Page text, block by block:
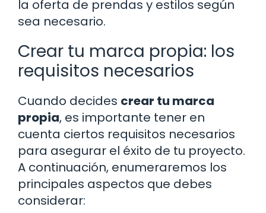
la oferta de prendas y estilos según
sea necesario.
Crear tu marca propia: los
requisitos necesarios
Cuando decides crear tu marca
propia, es importante tener en
cuenta ciertos requisitos necesarios
para asegurar el éxito de tu proyecto.
A continuación, enumeraremos los
principales aspectos que debes
considerar: